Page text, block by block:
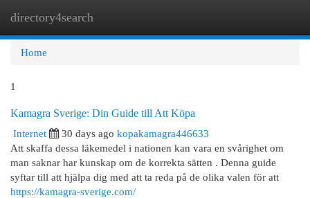
directory4search
Home
1
Kamagra Sverige: Din Guide till Att Köpa
Internet
30 days ago kopakamagra446633
Att skaffa dessa läkemedel i nationen kan vara en svårighet om
man saknar har kunskap om de korrekta sätten . Denna guide
syftar till att hjälpa dig med att ta reda på de olika valen för att
https://kamagra-sverige.com/